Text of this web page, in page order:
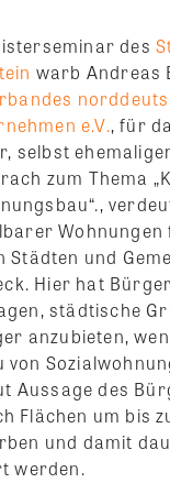
des
warb Andreas
e.V., für
selbst
zum Thema
Wohnungen
Städten und
Hier hat
städtische
anzubieten,
von
Aussage des
Flächen um bis
und damit
werden.